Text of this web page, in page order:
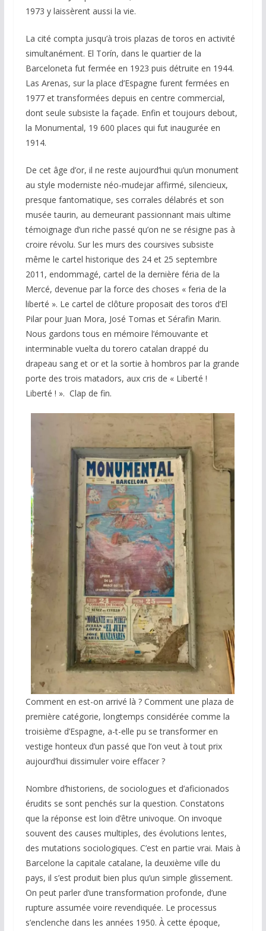
1973 y laissèrent aussi la vie.
La cité compta jusqu’à trois plazas de toros en activité
simultanément. El Torín, dans le quartier de la
Barceloneta fut fermée en 1923 puis détruite en 1944.
Las Arenas, sur la place d’Espagne furent fermées en
1977 et transformées depuis en centre commercial,
dont seule subsiste la façade. Enfin et toujours debout,
la Monumental, 19 600 places qui fut inaugurée en
1914.
De cet âge d’or, il ne reste aujourd’hui qu’un monument
au style moderniste néo-mudejar affirmé, silencieux,
presque fantomatique, ses corrales délabrés et son
musée taurin, au demeurant passionnant mais ultime
témoignage d’un riche passé qu’on ne se résigne pas à
croire révolu. Sur les murs des coursives subsiste
même le cartel historique des 24 et 25 septembre
2011, endommagé, cartel de la dernière féria de la
Mercé, devenue par la force des choses « feria de la
liberté ». Le cartel de clôture proposait des toros d’El
Pilar pour Juan Mora, José Tomas et Sérafin Marin.
Nous gardons tous en mémoire l’émouvante et
interminable vuelta du torero catalan drappé du
drapeau sang et or et la sortie à hombros par la grande
porte des trois matadors, aux cris de « Liberté !
Liberté ! ». Clap de fin.
Comment en est-on arrivé là ? Comment une plaza de
première catégorie, longtemps considérée comme la
troisième d’Espagne, a-t-elle pu se transformer en
vestige honteux d’un passé que l’on veut à tout prix
aujourd’hui dissimuler voire effacer ?
Nombre d’historiens, de sociologues et d’aficionados
érudits se sont penchés sur la question. Constatons
que la réponse est loin d’être univoque. On invoque
souvent des causes multiples, des évolutions lentes,
des mutations sociologiques. C’est en partie vrai. Mais à
Barcelone la capitale catalane, la deuxième ville du
pays, il s’est produit bien plus qu’un simple glissement.
On peut parler d’une transformation profonde, d’une
rupture assumée voire revendiquée. Le processus
s’enclenche dans les années 1950. À cette époque,